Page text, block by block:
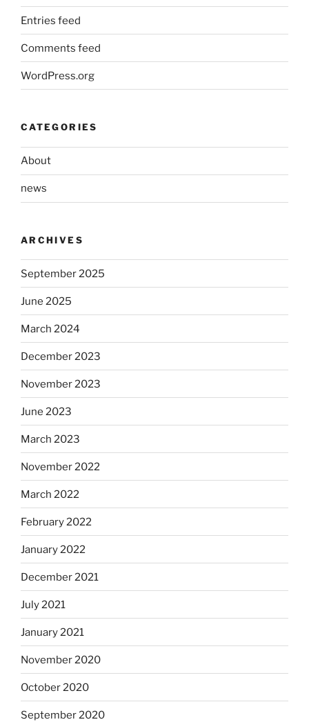
Entries feed
Comments feed
WordPress.org
CATEGORIES
About
news
ARCHIVES
September 2025
June 2025
March 2024
December 2023
November 2023
June 2023
March 2023
November 2022
March 2022
February 2022
January 2022
December 2021
July 2021
January 2021
November 2020
October 2020
September 2020